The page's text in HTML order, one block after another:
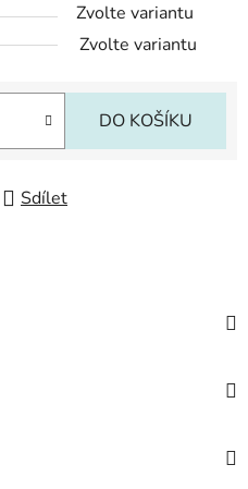
Zvolte variantu
Zvolte variantu
DO KOŠÍKU
Sdílet